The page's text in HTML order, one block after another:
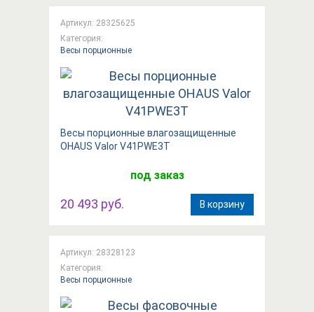
Артикул: 28325625
Категория:
Весы порционные
Весы порционные влагозащищенные
OHAUS Valor V41PWE3T
под заказ
20 493 руб. В корзину
Артикул: 28328123
Категория:
Весы порционные